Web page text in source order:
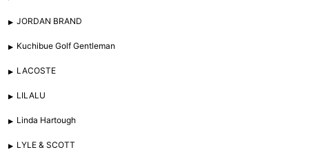
JORDAN BRAND
Kuchibue Golf Gentleman
LACOSTE
LILALU
Linda Hartough
LYLE & SCOTT